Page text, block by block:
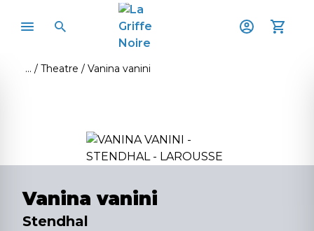
Theatre Vanina vanini
Vanina vanini
Stendhal